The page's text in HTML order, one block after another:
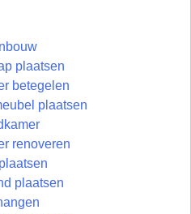
plaatsen
betegelen
plaatsen
renoveren
plaatsen